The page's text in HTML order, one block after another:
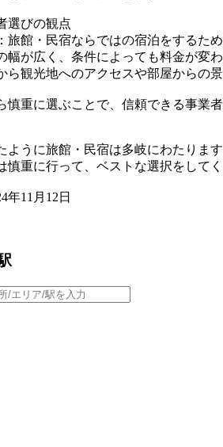
選びの観点
旅館・民宿ならではの宿泊をするた
幅が広く、条件によっても料金が変
ら観光地へのアクセスや部屋からの
慎重に選ぶことで、信頼できる事業
ように旅館・民宿は多岐にわたりま
慎重に行って、ベストな選択をしてく
年11月12日